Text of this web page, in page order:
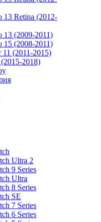
13 Retina (2012-
13 (2009-2011)
15 (2008-2011)
(2011-2015)
2018)
Ultra 2
9 Series
Ultra
8 Series
SE
7 Series
6 Series